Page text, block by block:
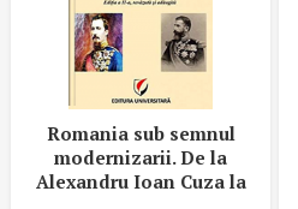
Romania sub semnul
modernizarii. De la
Alexandru Ioan Cuza la